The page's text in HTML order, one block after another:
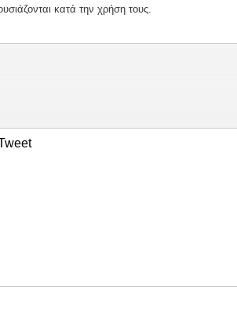
κατά την χρήση τους.